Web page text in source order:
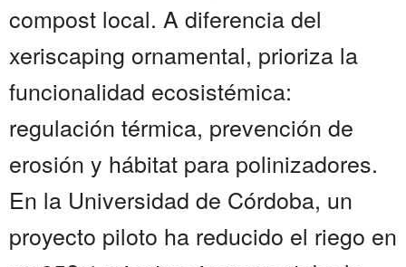
compost local. A diferencia del
xeriscaping ornamental, prioriza la
funcionalidad ecosistémica:
regulación térmica, prevención de
erosión y hábitat para polinizadores.
En la Universidad de Córdoba, un
proyecto piloto ha reducido el riego en